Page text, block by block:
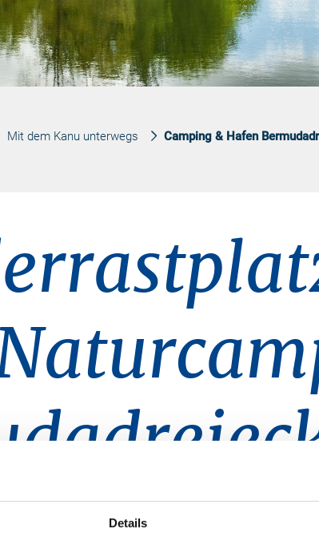
Details
Mit dem Kanu unterwegs Camping & Hafen
direkt im Wald gelegen. SUP-,